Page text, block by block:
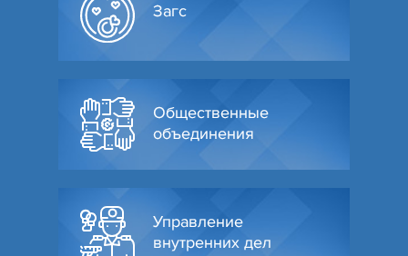
Загс
Общественные
объединения
Управление
внутренних дел